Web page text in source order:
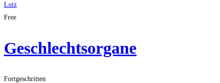
Lutz
Free
Geschlechtsorgane
Fortgeschritten